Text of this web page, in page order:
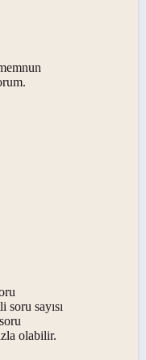
soru sayısı
olabilir.